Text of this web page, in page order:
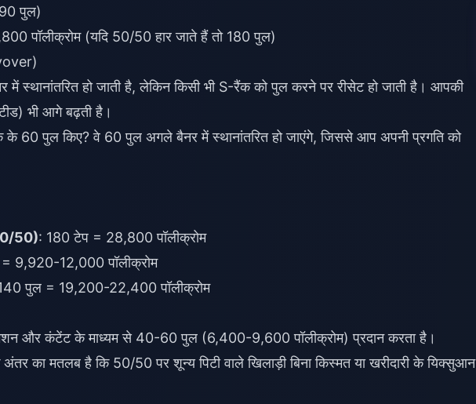
पुल)
पॉलीक्रोम (यदि 50/50 हार जाते हैं तो 180 पुल)
स्थानांतरित हो जाती है, लेकिन किसी भी S-रैंक को पुल करने पर रीसेट हो जाती है। आपकी
भी आगे बढ़ती है।
60 पुल किए? वे 60 पुल अगले बैनर में स्थानांतरित हो जाएंगे, जिससे आप अपनी प्रगति को
50): 180 टेप = 28,800 पॉलीक्रोम
9,920-12,000 पॉलीक्रोम
पुल = 19,200-22,400 पॉलीक्रोम
और कंटेंट के माध्यम से 40-60 पुल (6,400-9,600 पॉलीक्रोम) प्रदान करता है।
का मतलब है कि 50/50 पर शून्य पिटी वाले खिलाड़ी बिना किस्मत या खरीदारी के यिक्सुआन